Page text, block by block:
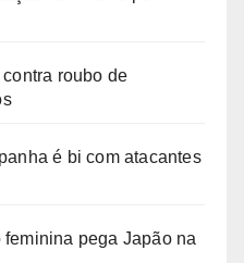
roubo de
é bi com atacantes
pega Japão na